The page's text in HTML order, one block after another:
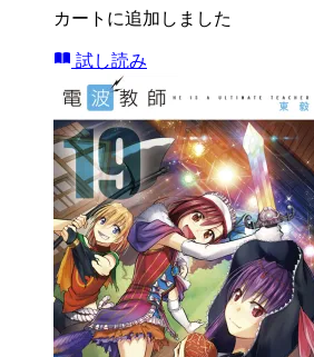
カートに追加しました
試し読み